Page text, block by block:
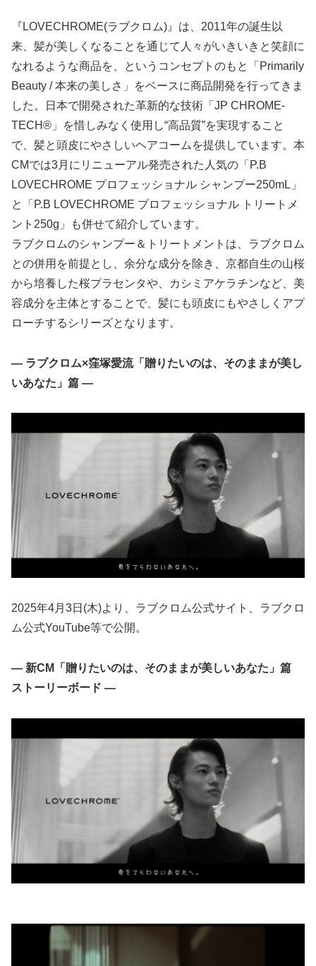
『LOVECHROME(ラブクロム)』は、2011年の誕生以
来、髪が美しくなることを通じて人々がいきいきと笑顔に
なれるような商品を、というコンセプトのもと「Primarily
Beauty / 本来の美しさ」をベースに商品開発を行ってきま
した。日本で開発された革新的な技術「JP CHROME-
TECH®」を惜しみなく使用し“高品質”を実現すること
で、髪と頭皮にやさしいヘアコームを提供しています。本
CMでは3月にリニューアル発売された人気の「P.B
LOVECHROME プロフェッショナル シャンプー250mL」
と「P.B LOVECHROME プロフェッショナル トリートメ
ント250g」も併せて紹介しています。
ラブクロムのシャンプー＆トリートメントは、ラブクロム
との併用を前提とし、余分な成分を除き、京都自生の山桜
から培養した桜プラセンタや、カシミアケラチンなど、美
容成分を主体とすることで、髪にも頭皮にもやさしくアプ
ローチするシリーズとなります。
― ラブクロム×窪塚愛流「贈りたいのは、そのままが美し
いあなた」篇 ―
2025年4月3日(木)より、ラブクロム公式サイト、ラブクロ
ム公式YouTube等で公開。
― 新CM「贈りたいのは、そのままが美しいあなた」篇
ストーリーボード ―